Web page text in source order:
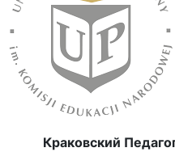
Краковский